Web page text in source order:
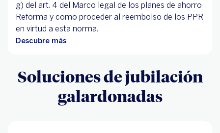
g) del art. 4 del Marco legal de los planes de ahorro
Reforma y como proceder al reembolso de los PPR
en virtud a esta norma.
Descubre más
Soluciones de jubilación
galardonadas